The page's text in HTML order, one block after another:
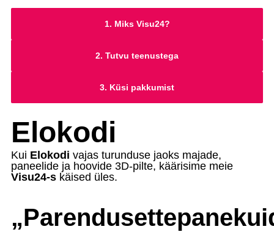
1. Miks Visu24?
2. Tutvu teenustega
3. Küsi pakkumist
Elokodi
Kui Elokodi vajas turunduse jaoks majade,
paneelide ja hoovide 3D-pilte, käärisime meie
Visu24-s käised üles.